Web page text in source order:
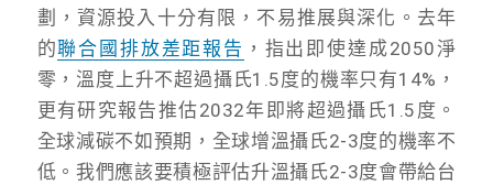
劃，資源投入十分有限，不易推展與深化。去年
的聯合國排放差距報告 ，指出即使達成2050淨
零，溫度上升不超過攝氏1.5度的機率只有14%，
更有研究報告推估2032年即將超過攝氏1.5度。
全球減碳不如預期，全球增溫攝氏2-3度的機率不
低。我們應該要積極評估升溫攝氏2-3度會帶給台